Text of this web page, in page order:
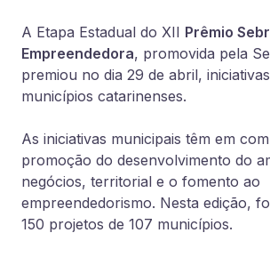
A Etapa Estadual do XII Prêmio
Empreendedora, promovida pela
premiou no dia 29 de abril,
municípios catarinenses.
As iniciativas municipais têm em
promoção do desenvolvimento do
negócios, territorial e o fomento ao
empreendedorismo. Nesta edição,
150 projetos de 107 municípios.